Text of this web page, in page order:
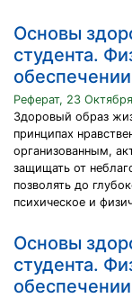
Основы
студента.
Реферат, 23
Здоровый образ
принципах
организованным,
защищать от
позволять до
психическое и
Основы
студента.